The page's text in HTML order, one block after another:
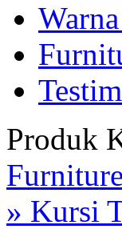
Produk
» Kursi